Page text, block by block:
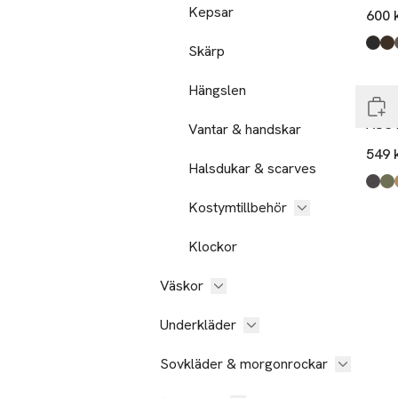
Kepsar
Skärp
Hängslen
Vantar & handskar
Halsdukar & scarves
Kostymtillbehör
Klockor
Väskor
Underkläder
Sovkläder & morgonrockar
600
Dark
549
Black
Army